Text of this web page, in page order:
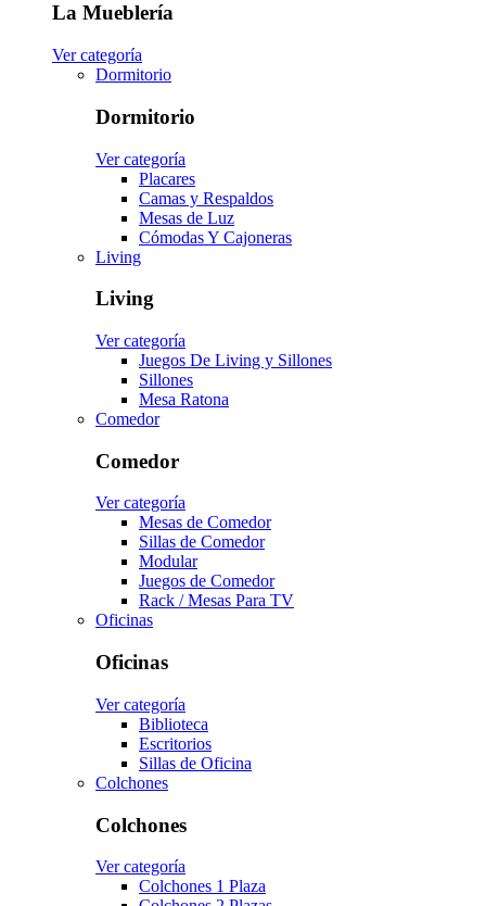
La Mueblería
Ver categoría
Dormitorio
Dormitorio
Ver categoría
Placares
Camas y Respaldos
Mesas de Luz
Cómodas Y Cajoneras
Living
Living
Ver categoría
Juegos De Living y Sillones
Sillones
Mesa Ratona
Comedor
Comedor
Ver categoría
Mesas de Comedor
Sillas de Comedor
Modular
Juegos de Comedor
Rack / Mesas Para TV
Oficinas
Oficinas
Ver categoría
Biblioteca
Escritorios
Sillas de Oficina
Colchones
Colchones
Ver categoría
Colchones 1 Plaza